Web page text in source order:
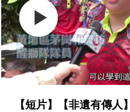
【短片】【非遺有傳